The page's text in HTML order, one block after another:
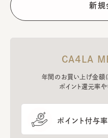
CA4LA
年間のお買い上げ金額(
ポイント還元率や
ポイント付与